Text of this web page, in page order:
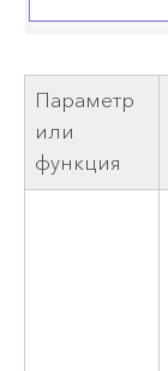
Параметр
или
функция